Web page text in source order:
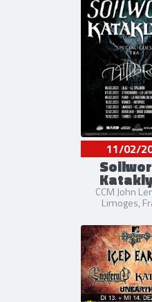
11/02/
CCM John
Limoges,